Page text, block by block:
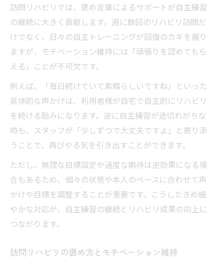
訪問リハビリでは、褒め言葉によるサポートが自主練習
の継続に大きく貢献します。週に数回のリハビリ訪問だ
けでなく、日々の自主トレーニングが回復のカギを握り
ますが、モチベーション維持には「頑張りを認めてもら
える」ことが不可欠です。
例えば、「毎日続けていて素晴らしいですね」といった
具体的な声かけは、利用者様が自宅で自主的にリハビリ
を続ける励みになります。逆に自主練習が途切れがちな
時も、スタッフが「少しずつで大丈夫ですよ」と寄り添
うことで、再びやる気を引き出すことができます。
ただし、無理な目標設定や過度な期待は逆効果になる場
合もあるため、個々の状態や本人のペースに合わせて声
かけや目標を調整することが重要です。こうしたきめ細
やかな対応が、自主練習の継続とリハビリ成果の向上に
つながります。
訪問リハビリの褒め方とモチベーション維持